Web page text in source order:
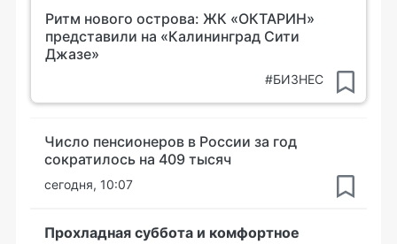
Ритм нового острова: ЖК «ОКТАРИН»
представили на «Калининград Сити
Джазе»
#БИЗНЕС
Число пенсионеров в России за год
сократилось на 409 тысяч
сегодня, 10:07
Прохладная суббота и комфортное